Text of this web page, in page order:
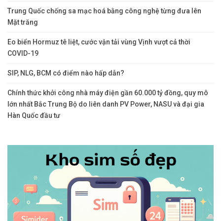
Trung Quốc chống sa mạc hoá bằng công nghệ từng đưa lên
Mặt trăng
Eo biển Hormuz tê liệt, cước vận tải vùng Vịnh vượt cả thời
COVID-19
SIP, NLG, BCM có điểm nào hấp dẫn?
Chính thức khởi công nhà máy điện gần 60.000 tỷ đồng, quy mô
lớn nhất Bắc Trung Bộ do liên danh PV Power, NASU và đại gia
Hàn Quốc đầu tư